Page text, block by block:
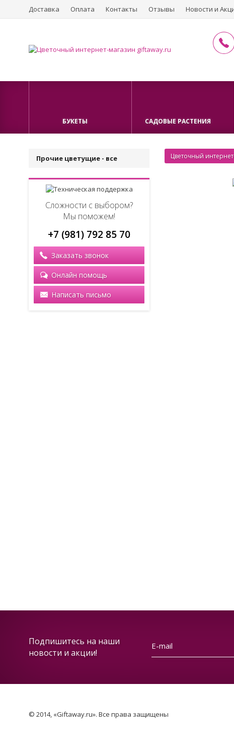
Доставка Оплата Контакты Отзывы Новости и
БУКЕТЫ САДОВЫЕ РАСТЕНИЯ
Прочие цветущие - все
Сложности с выбором?
Мы поможем!
+7 (981) 792 85 70
Заказать звонок
Онлайн помощь
Написать письмо
Цветочный
Подпишитесь на наши
новости и акции!
© 2014, «Giftaway.ru». Все права защищены